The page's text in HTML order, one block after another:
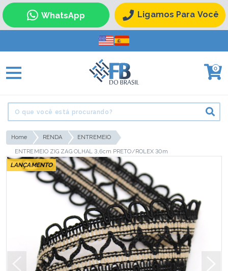
WhatsApp Ligamos Para Você
0
Home RENDA ENTREMEIO
ENTREMEIO ZIG ZAG OLHAL 3,6cm PRETO/ROLEX 30m
LANÇAMENTO